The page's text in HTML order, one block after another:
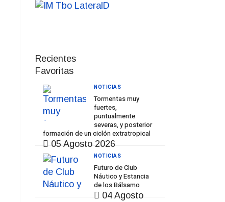
Recientes
Favoritas
Tormentas muy
fuertes,
puntualmente
severas, y posterior
formación de un ciclón extratropical
05 Agosto 2026
NOTICIAS
Futuro de Club
Náutico y Estancia
de los Bálsamo
04 Agosto
NOTICIAS